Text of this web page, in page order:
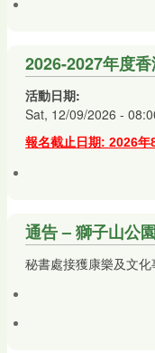
2026-2027年度
活動日期:
Sat, 12/09/2026 -
報名截止日期: 2026年
通告 – 獅子山公
秘書處接獲康樂及文